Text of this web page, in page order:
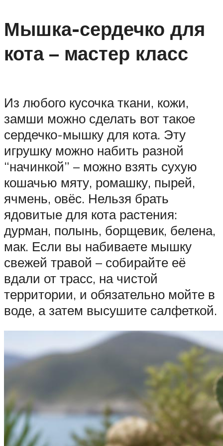
Мышка-сердечко для
кота – мастер класс
Из любого кусочка ткани, кожи,
замши можно сделать вот такое
сердечко-мышку для кота. Эту
игрушку можно набить разной
“начинкой” – можно взять сухую
кошачью мяту, ромашку, пырей,
ячмень, овёс. Нельзя брать
ядовитые для кота растения:
дурман, полынь, борщевик, белена,
мак. Если вы набиваете мышку
свежей травой – собирайте её
вдали от трасс, на чистой
территории, и обязательно мойте в
воде, а затем высушите салфеткой.